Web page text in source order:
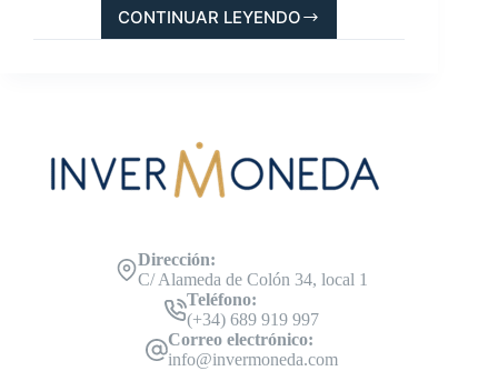
CONTINUAR LEYENDO
AMERICAN
EAGLE,
GRABADA
EN
MONEDAS
Dirección:
C/ Alameda de Colón 34, local 1
Teléfono:
(+34) 689 919 997
Correo electrónico:
info@invermoneda.com